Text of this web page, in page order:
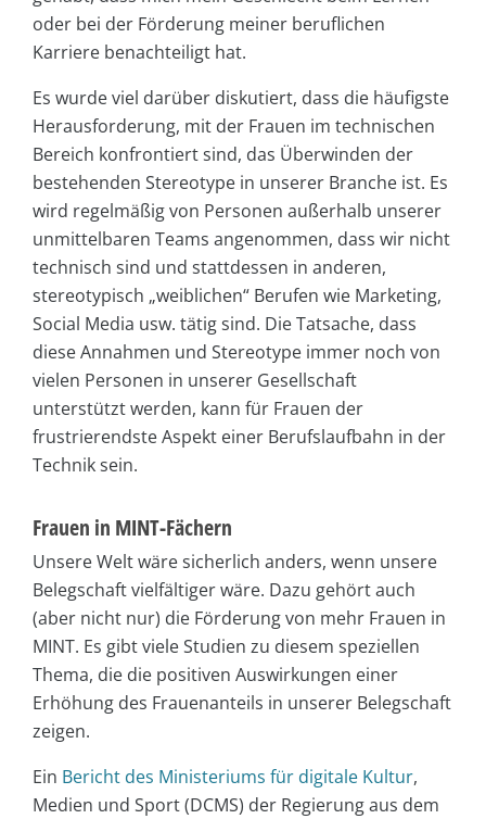
oder bei der Förderung meiner beruflichen
Karriere benachteiligt hat.
Es wurde viel darüber diskutiert, dass die häufigste
Herausforderung, mit der Frauen im technischen
Bereich konfrontiert sind, das Überwinden der
bestehenden Stereotype in unserer Branche ist. Es
wird regelmäßig von Personen außerhalb unserer
unmittelbaren Teams angenommen, dass wir nicht
technisch sind und stattdessen in anderen,
stereotypisch „weiblichen“ Berufen wie Marketing,
Social Media usw. tätig sind. Die Tatsache, dass
diese Annahmen und Stereotype immer noch von
vielen Personen in unserer Gesellschaft
unterstützt werden, kann für Frauen der
frustrierendste Aspekt einer Berufslaufbahn in der
Technik sein.
Frauen in MINT-Fächern
Unsere Welt wäre sicherlich anders, wenn unsere
Belegschaft vielfältiger wäre. Dazu gehört auch
(aber nicht nur) die Förderung von mehr Frauen in
MINT. Es gibt viele Studien zu diesem speziellen
Thema, die die positiven Auswirkungen einer
Erhöhung des Frauenanteils in unserer Belegschaft
zeigen.
Ein Bericht des Ministeriums für digitale Kultur,
Medien und Sport (DCMS) der Regierung aus dem